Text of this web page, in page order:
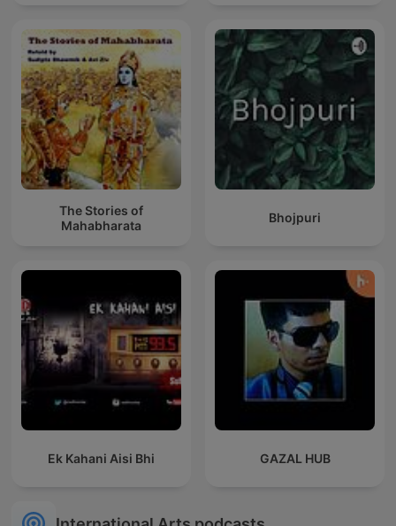
The Stories of
Mahabharata
Bhojpuri
Ek Kahani Aisi Bhi GAZAL HUB